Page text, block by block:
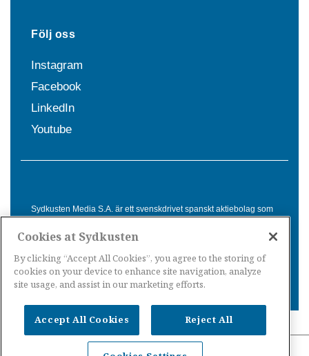
Följ oss
Instagram
Facebook
LinkedIn
Youtube
Sydkusten Media S.A. är ett svenskdrivet spanskt aktiebolag som
Spanien. Genom nyhetsbevakning av hela Spanien, med bas på
informationsförmedling för svenskar i Spanien.
Nyheter Spanien· Nyheter Costa del Sol
Cookies at Sydkusten
By clicking “Accept All Cookies”, you agree to the storing of
cookies on your device to enhance site navigation, analyze
site usage, and assist in our marketing efforts.
Accept All Cookies Reject All